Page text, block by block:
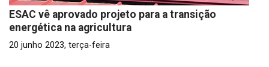
ESAC vê aprovado projeto para a transição
energética na agricultura
20 junho 2023, terça-feira